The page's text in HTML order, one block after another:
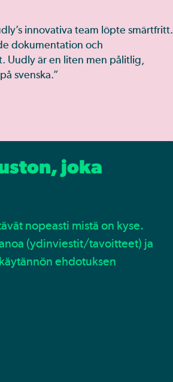
innovativa team löpte smärtfritt.
dokumentation och
är en liten men pålitlig,
svenska.”
joka
nopeasti mistä on kyse.
(ydinviestit/tavoitteet) ja
ehdotuksen